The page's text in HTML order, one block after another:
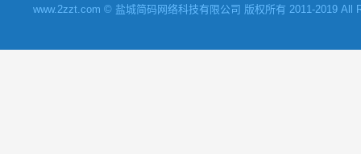
www.2zzt.com © 盐城简码网络科技有限公司 版权所有 2011-2019